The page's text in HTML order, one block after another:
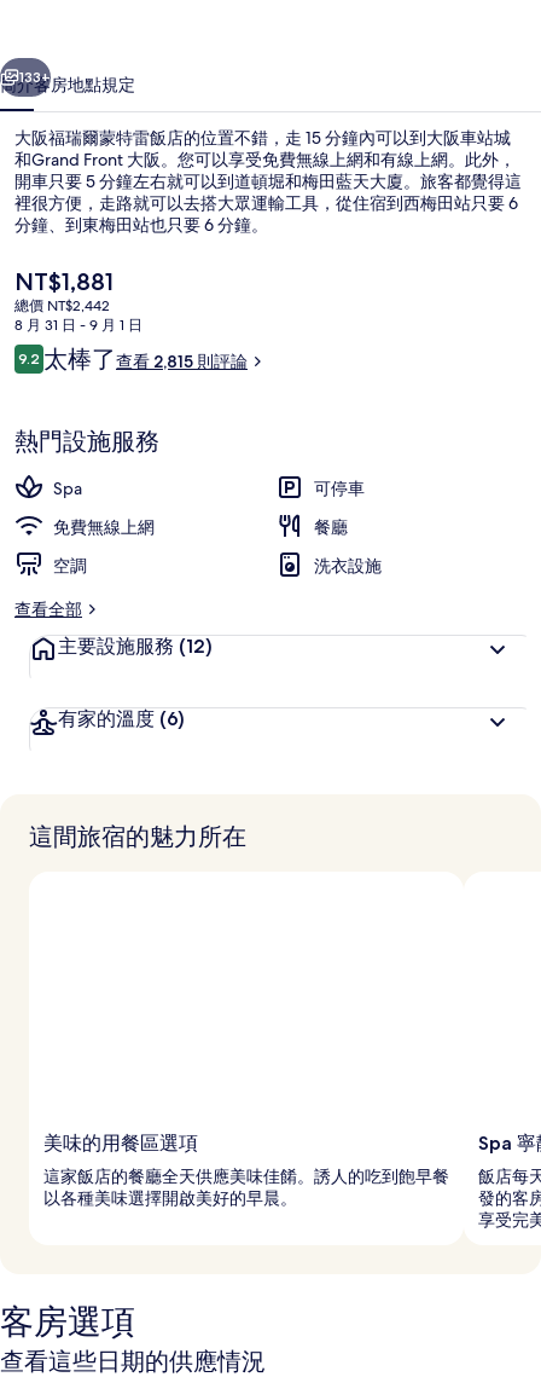
雷
飯
店
的
相
片
集
個 下一個
133+
簡介客房地點規定
大阪福瑞爾蒙特雷飯店的位置不錯，走 15 分鐘內可以到大阪車站城
和Grand Front 大阪。您可以享受免費無線上網和有線上網。此外，
開車只要 5 分鐘左右就可以到道頓堀和梅田藍天大廈。旅客都覺得這
裡很方便，走路就可以去搭大眾運輸工具，從住宿到西梅田站只要 6
分鐘、到東梅田站也只要 6 分鐘。
目
前
的
價
格
NT$1,881
總價 NT$2,442
8 月 31 日 - 9 月 1 日
評
論
9.29.2 分，滿分 10 分，
太棒了查看 2,815 則評論
熱門設施服務
Spa
可停車
免費無線上網
餐廳
空調
洗衣設施
查看全部
主要設施服務 (12)
有家的溫度 (6)
這間旅宿的魅力所在
美味的用餐區選項
這家飯店的餐廳全天供應美味佳餚。誘人的吃到飽早餐
以各種美味選擇開啟美好的早晨。
Spa 寧
飯店每
發的客
享受完
客房選項
查看這些日期的供應情況